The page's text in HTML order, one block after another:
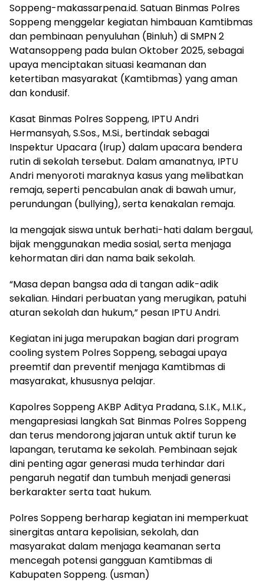
Soppeng-makassarpena.id. Satuan Binmas Polres
Soppeng menggelar kegiatan himbauan Kamtibmas
dan pembinaan penyuluhan (Binluh) di SMPN 2
Watansoppeng pada bulan Oktober 2025, sebagai
upaya menciptakan situasi keamanan dan
ketertiban masyarakat (Kamtibmas) yang aman
dan kondusif.
Kasat Binmas Polres Soppeng, IPTU Andri
Hermansyah, S.Sos., M.Si., bertindak sebagai
Inspektur Upacara (Irup) dalam upacara bendera
rutin di sekolah tersebut. Dalam amanatnya, IPTU
Andri menyoroti maraknya kasus yang melibatkan
remaja, seperti pencabulan anak di bawah umur,
perundungan (bullying), serta kenakalan remaja.
Ia mengajak siswa untuk berhati-hati dalam bergaul,
bijak menggunakan media sosial, serta menjaga
kehormatan diri dan nama baik sekolah.
“Masa depan bangsa ada di tangan adik-adik
sekalian. Hindari perbuatan yang merugikan, patuhi
aturan sekolah dan hukum,” pesan IPTU Andri.
Kegiatan ini juga merupakan bagian dari program
cooling system Polres Soppeng, sebagai upaya
preemtif dan preventif menjaga Kamtibmas di
masyarakat, khususnya pelajar.
Kapolres Soppeng AKBP Aditya Pradana, S.I.K., M.I.K.,
mengapresiasi langkah Sat Binmas Polres Soppeng
dan terus mendorong jajaran untuk aktif turun ke
lapangan, terutama ke sekolah. Pembinaan sejak
dini penting agar generasi muda terhindar dari
pengaruh negatif dan tumbuh menjadi generasi
berkarakter serta taat hukum.
Polres Soppeng berharap kegiatan ini memperkuat
sinergitas antara kepolisian, sekolah, dan
masyarakat dalam menjaga keamanan serta
mencegah potensi gangguan Kamtibmas di
Kabupaten Soppeng. (usman)